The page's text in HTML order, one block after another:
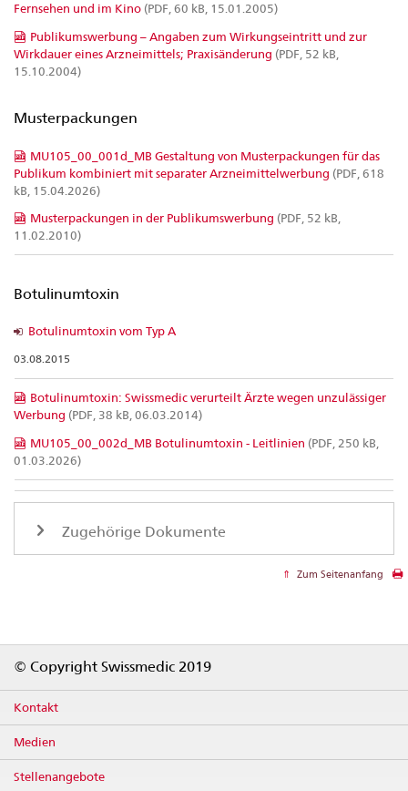
Fernsehen und im Kino (PDF, 60 kB, 15.01.2005)
Publikumswerbung – Angaben zum Wirkungseintritt und zur
Wirkdauer eines Arzneimittels; Praxisänderung (PDF, 52 kB,
15.10.2004)
Musterpackungen
MU105_00_001d_MB Gestaltung von Musterpackungen für das
Publikum kombiniert mit separater Arzneimittelwerbung (PDF, 618
kB, 15.04.2026)
Musterpackungen in der Publikumswerbung (PDF, 52 kB,
11.02.2010)
Botulinumtoxin
Botulinumtoxin vom Typ A
03.08.2015
Botulinumtoxin: Swissmedic verurteilt Ärzte wegen unzulässiger
Werbung (PDF, 38 kB, 06.03.2014)
MU105_00_002d_MB Botulinumtoxin - Leitlinien (PDF, 250 kB,
01.03.2026)
Zugehörige Dokumente
Zum Seitenanfang
© Copyright Swissmedic 2019
Kontakt
Medien
Stellenangebote